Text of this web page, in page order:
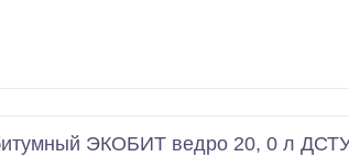
ЭКОБИТ ведро 20, 0 л